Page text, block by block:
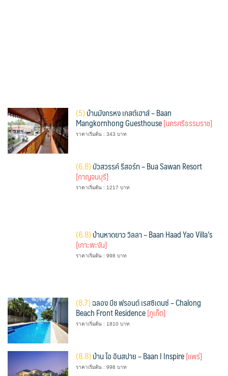
(5)บ้านมังกรหง เกสต์เฮาส์ – Baan
Mangkornhong Guesthouse[นครศรีธรรมราช]
ราคาเริ่มต้น : 343 บาท
(6.8)บัวสวรรค์ รีสอร์ท – Bua Sawan Resort
[กาญจนบุรี]
ราคาเริ่มต้น : 1217 บาท
(6.8)บ้านหาดยาว วิลลา – Baan Haad Yao Villa’s
[เกาะพะงัน]
ราคาเริ่มต้น : 998 บาท
(8.7)ฉลอง บีช ฟรอนต์ เรสซิเดนซ์ – Chalong
Beach Front Residence[ภูเก็ต]
ราคาเริ่มต้น : 1810 บาท
(8.8)บ้าน ไอ อินสปาย – Baan I Inspire[แพร่]
ราคาเริ่มต้น : 998 บาท